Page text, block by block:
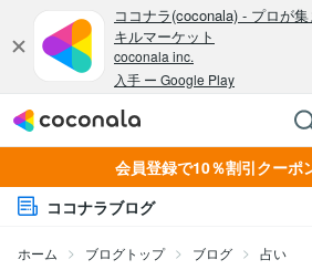
会員登録で10％割引クーポ
ココナラブログ
ホーム ブログトップ ブログ 占い